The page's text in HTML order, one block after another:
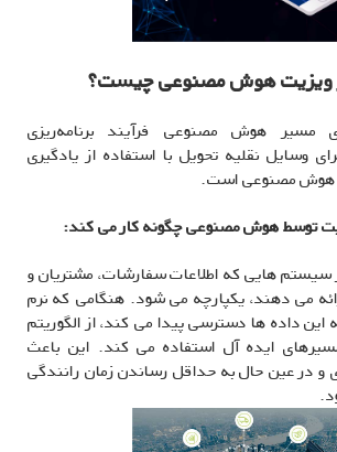
ویزیت هوش مصنوعی چیست؟
مسیر هوش مصنوعی فرآیند برنامه‌ریزی
وسایل نقلیه تحویل با استفاده از یادگیری
هوش مصنوعی است.
توسط هوش مصنوعی چگونه کار می کند:
هایی که اطلاعات سفارشات، مشتریان و
می دهند، یکپارچه می شود. هنگامی که نرم
داده ها دسترسی پیدا می کند، از الگوریتم
ایده آل استفاده می کند. این باعث
در عین حال به حداقل رساندن زمان رانندگی